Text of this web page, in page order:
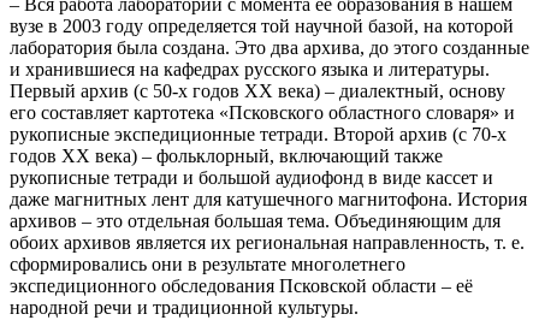
– Вся работа лаборатории с момента её образования в нашем
вузе в 2003 году определяется той научной базой, на которой
лаборатория была создана. Это два архива, до этого созданные
и хранившиеся на кафедрах русского языка и литературы.
Первый архив (с 50-х годов XX века) – диалектный, основу
его составляет картотека «Псковского областного словаря» и
рукописные экспедиционные тетради. Второй архив (с 70-х
годов XX века) – фольклорный, включающий также
рукописные тетради и большой аудиофонд в виде кассет и
даже магнитных лент для катушечного магнитофона. История
архивов – это отдельная большая тема. Объединяющим для
обоих архивов является их региональная направленность, т. е.
сформировались они в результате многолетнего
экспедиционного обследования Псковской области – её
народной речи и традиционной культуры.